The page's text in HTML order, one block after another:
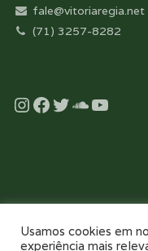
fale@vitoriaregia.net
(71) 3257-8282
Instagram
Facebook
Twitter
Desenvolvido com
Usamos cookies em
experiência mais